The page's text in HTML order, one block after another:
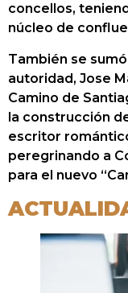
concellos,
núcleo de
También se
autoridad, Jose
Camino de
la construcción
escritor
peregrinando a
para el nuevo